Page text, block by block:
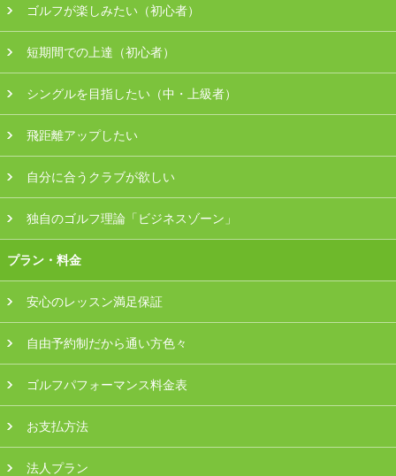
ゴルフが楽しみたい（初心者）
短期間での上達（初心者）
シングルを目指したい（中・上級者）
飛距離アップしたい
自分に合うクラブが欲しい
独自のゴルフ理論「ビジネスゾーン」
プラン・料金
安心のレッスン満足保証
自由予約制だから通い方色々
ゴルフパフォーマンス料金表
お支払方法
法人プラン